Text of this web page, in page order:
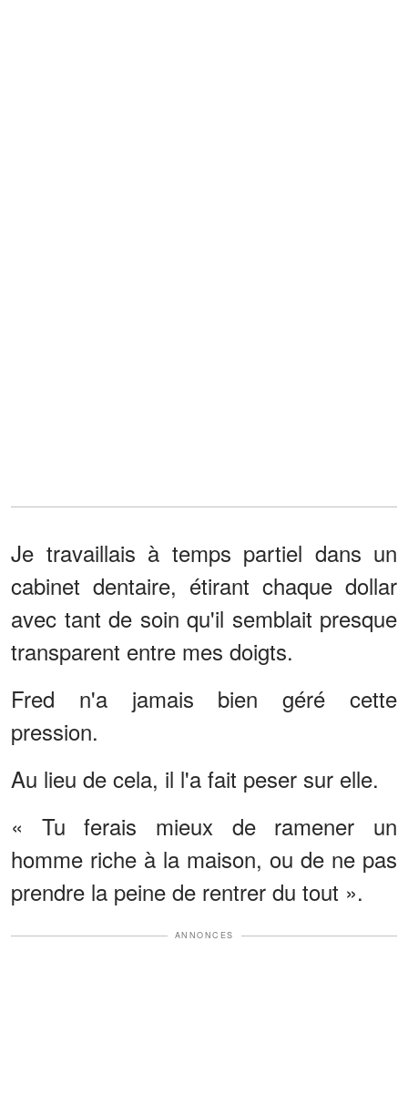
Je travaillais à temps partiel dans un
cabinet dentaire, étirant chaque dollar
avec tant de soin qu'il semblait presque
transparent entre mes doigts.
Fred n'a jamais bien géré cette
pression.
Au lieu de cela, il l'a fait peser sur elle.
« Tu ferais mieux de ramener un
homme riche à la maison, ou de ne pas
prendre la peine de rentrer du tout ».
ANNONCES